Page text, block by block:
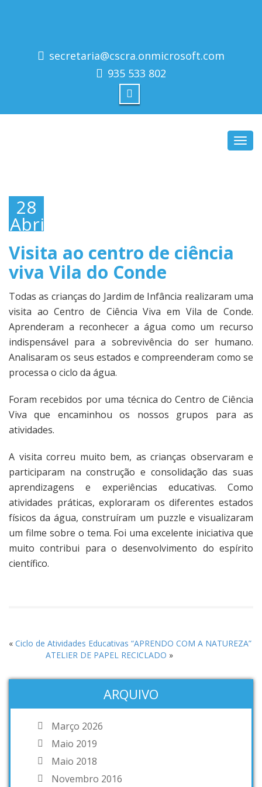
secretaria@cscra.onmicrosoft.com
935 533 802
28
Abril,
2016
Visita ao centro de ciência
viva Vila do Conde
Todas as crianças do Jardim de Infância realizaram uma
visita ao Centro de Ciência Viva em Vila de Conde.
Aprenderam a reconhecer a água como um recurso
indispensável para a sobrevivência do ser humano.
Analisaram os seus estados e compreenderam como se
processa o ciclo da água.
Foram recebidos por uma técnica do Centro de Ciência
Viva que encaminhou os nossos grupos para as
atividades.
A visita correu muito bem, as crianças observaram e
participaram na construção e consolidação das suas
aprendizagens e experiências educativas. Como
atividades práticas, exploraram os diferentes estados
físicos da água, construíram um puzzle e visualizaram
um filme sobre o tema. Foi uma excelente iniciativa que
muito contribui para o desenvolvimento do espírito
científico.
« Ciclo de Atividades Educativas “APRENDO COM A NATUREZA”
ATELIER DE PAPEL RECICLADO »
ARQUIVO
Março 2026
Maio 2019
Maio 2018
Novembro 2016